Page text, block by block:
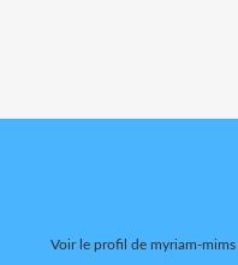
Voir le profil de myriam-mims